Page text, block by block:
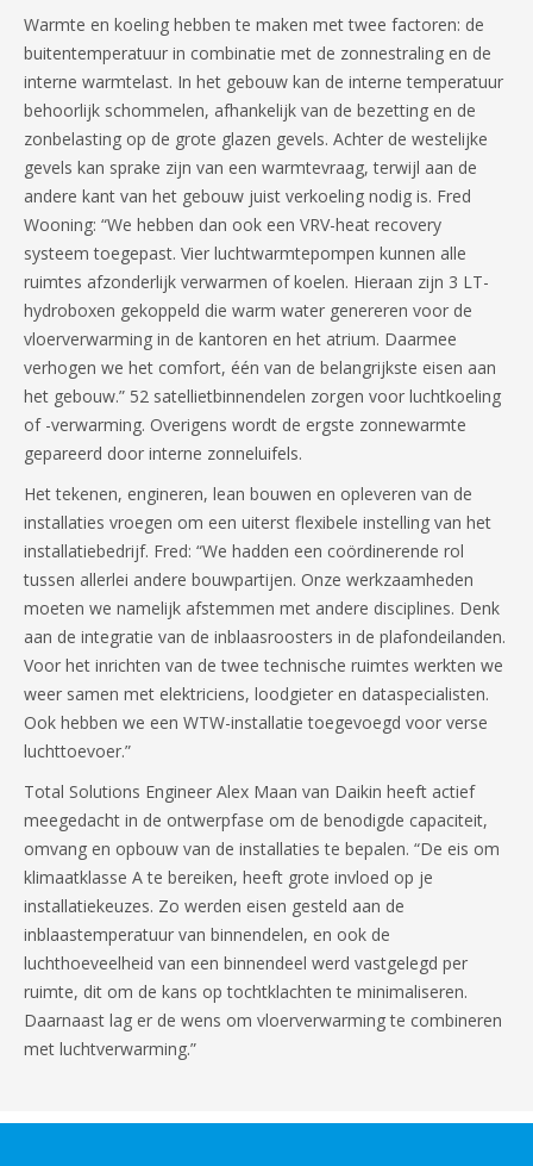
Warmte en koeling hebben te maken met twee factoren: de
buitentemperatuur in combinatie met de zonnestraling en de
interne warmtelast. In het gebouw kan de interne temperatuur
behoorlijk schommelen, afhankelijk van de bezetting en de
zonbelasting op de grote glazen gevels. Achter de westelijke
gevels kan sprake zijn van een warmtevraag, terwijl aan de
andere kant van het gebouw juist verkoeling nodig is. Fred
Wooning: “We hebben dan ook een VRV-heat recovery
systeem toegepast. Vier luchtwarmtepompen kunnen alle
ruimtes afzonderlijk verwarmen of koelen. Hieraan zijn 3 LT-
hydroboxen gekoppeld die warm water genereren voor de
vloerverwarming in de kantoren en het atrium. Daarmee
verhogen we het comfort, één van de belangrijkste eisen aan
het gebouw.” 52 satellietbinnendelen zorgen voor luchtkoeling
of -verwarming. Overigens wordt de ergste zonnewarmte
gepareerd door interne zonneluifels.
Het tekenen, engineren, lean bouwen en opleveren van de
installaties vroegen om een uiterst flexibele instelling van het
installatiebedrijf. Fred: “We hadden een coördinerende rol
tussen allerlei andere bouwpartijen. Onze werkzaamheden
moeten we namelijk afstemmen met andere disciplines. Denk
aan de integratie van de inblaasroosters in de plafondeilanden.
Voor het inrichten van de twee technische ruimtes werkten we
weer samen met elektriciens, loodgieter en dataspecialisten.
Ook hebben we een WTW-installatie toegevoegd voor verse
luchttoevoer.”
Total Solutions Engineer Alex Maan van Daikin heeft actief
meegedacht in de ontwerpfase om de benodigde capaciteit,
omvang en opbouw van de installaties te bepalen. “De eis om
klimaatklasse A te bereiken, heeft grote invloed op je
installatiekeuzes. Zo werden eisen gesteld aan de
inblaastemperatuur van binnendelen, en ook de
luchthoeveelheid van een binnendeel werd vastgelegd per
ruimte, dit om de kans op tochtklachten te minimaliseren.
Daarnaast lag er de wens om vloerverwarming te combineren
met luchtverwarming.”